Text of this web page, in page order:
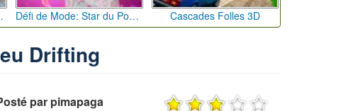
Pioches Défi de Mode: Star du Podium Cascades Folles 3D
Drifting
par pimapaga